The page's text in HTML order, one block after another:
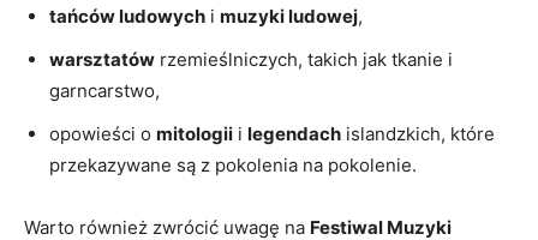
tańców ludowych i muzyki ludowej,
warsztatów rzemieślniczych,‌ takich jak tkanie ⁤i
garncarstwo,
opowieści o mitologii i legendach ⁣islandzkich, które
przekazywane są z pokolenia na pokolenie.
Warto ⁣również zwrócić uwagę na Festiwal Muzyki